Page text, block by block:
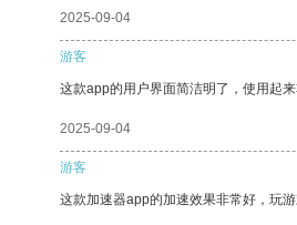
2025-09-04
游客
这款app的用户界面简洁明了，使用起
2025-09-04
游客
这款加速器app的加速效果非常好，玩